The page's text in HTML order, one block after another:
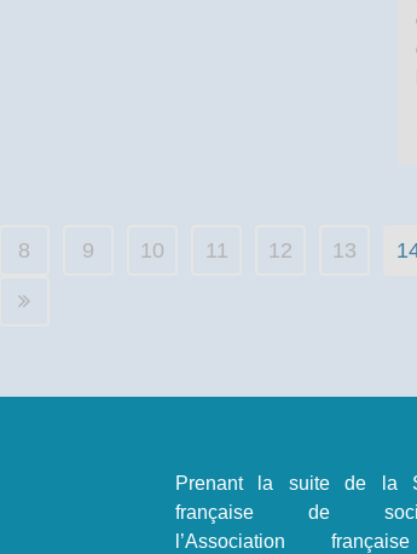
8 9 10 11 12 13
Prenant la suite de la
française de
l’Association